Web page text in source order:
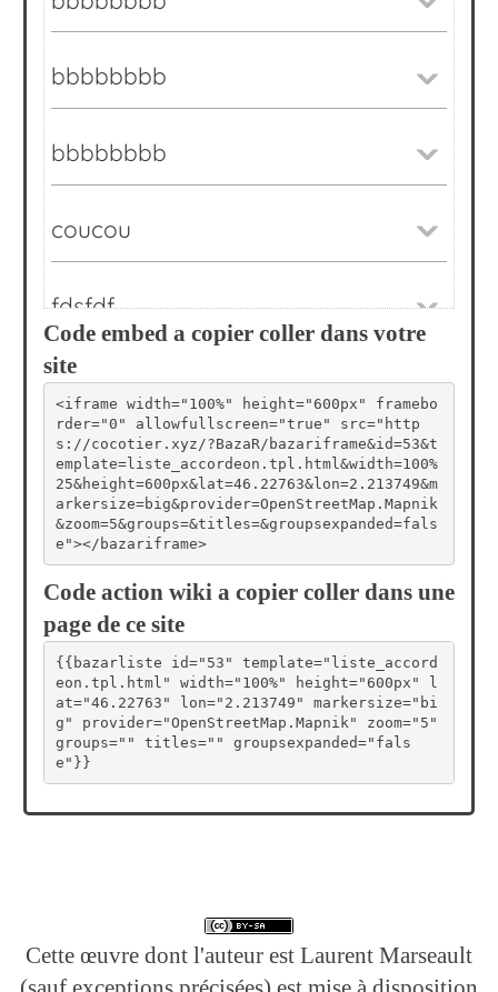
Code embed a copier coller dans votre
site
<iframe width="100%" height="600px" framebo
rder="0" allowfullscreen="true" src="http
s://cocotier.xyz/?BazaR/bazariframe&id=53&t
emplate=liste_accordeon.tpl.html&width=100%
25&height=600px&lat=46.22763&lon=2.213749&m
arkersize=big&provider=OpenStreetMap.Mapnik
&zoom=5&groups=&titles=&groupsexpanded=fals
e"></bazariframe>
Code action wiki a copier coller dans une
page de ce site
{{bazarliste id="53" template="liste_accord
eon.tpl.html" width="100%" height="600px" l
at="46.22763" lon="2.213749" markersize="bi
g" provider="OpenStreetMap.Mapnik" zoom="5"
groups="" titles="" groupsexpanded="fals
e"}}
Cette œuvre dont l'auteur est Laurent Marseault